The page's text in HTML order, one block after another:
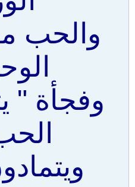
والحب
وفجأة "